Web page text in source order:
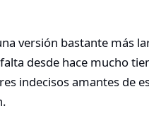
versión bastante más
desde hace mucho
indecisos amantes de